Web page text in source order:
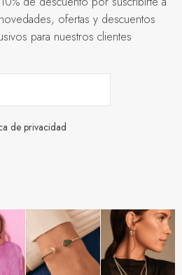
ofertas y descuentos
para nuestros clientes
de privacidad